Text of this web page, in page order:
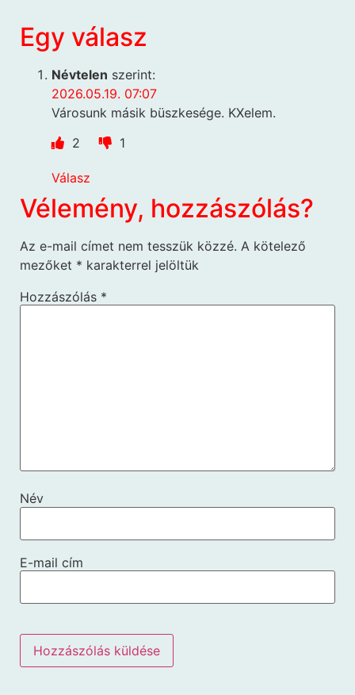
Egy válasz
Névtelen szerint:
2026.05.19. 07:07
Városunk másik büszkesége. KXelem.
2
1
Válasz
Vélemény, hozzászólás?
Az e-mail címet nem tesszük közzé. A kötelező
mezőket * karakterrel jelöltük
Hozzászólás *
Név
E-mail cím